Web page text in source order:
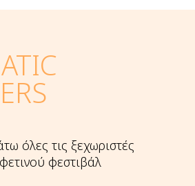
όλες τις ξεχωριστές
φεστιβάλ